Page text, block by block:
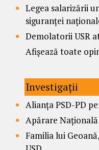
Legea salarizării
siguranței
Demolatorii USR
Afișează toate
Investigații
Alianța PSD-PD
Apărare
Familia lui